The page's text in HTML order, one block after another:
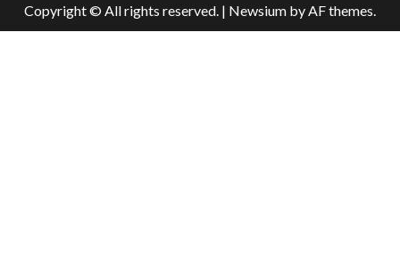
Copyright © All rights reserved. | Newsium by AF themes.